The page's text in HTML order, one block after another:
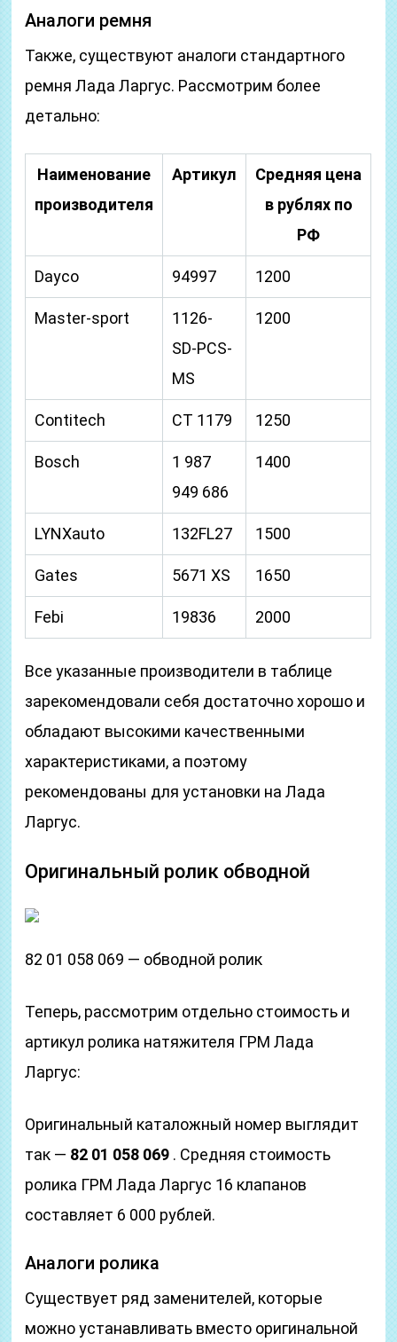
Аналоги ремня
Также, существуют аналоги стандартного
ремня Лада Ларгус. Рассмотрим более
детально:
Наименование
производителя
Артикул
Средняя цена
в рублях по
РФ
Dayco 94997 1200
Master-sport
1126-
SD-PCS-
MS
1200
Contitech CT 1179 1250
Bosch
1 987
949 686
1400
LYNXauto 132FL27 1500
Gates 5671 XS 1650
Febi 19836 2000
Все указанные производители в таблице
зарекомендовали себя достаточно хорошо и
обладают высокими качественными
характеристиками, а поэтому
рекомендованы для установки на Лада
Ларгус.
Оригинальный ролик обводной
82 01 058 069 — обводной ролик
Теперь, рассмотрим отдельно стоимость и
артикул ролика натяжителя ГРМ Лада
Ларгус:
Оригинальный каталожный номер выглядит
так — 82 01 058 069 . Средняя стоимость
ролика ГРМ Лада Ларгус 16 клапанов
составляет 6 000 рублей.
Аналоги ролика
Существует ряд заменителей, которые
можно устанавливать вместо оригинальной